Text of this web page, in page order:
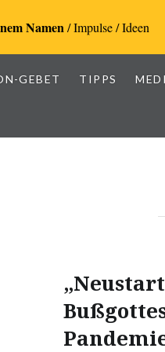
GEBET TIPPS
Namen/ Impulse / Ideen